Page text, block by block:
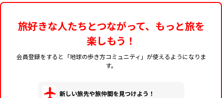
旅好きな人たちとつながって、もっと旅を
楽しもう！
会員登録をすると「地球の歩き方コミュニティ」が使えるようになりま
す。
新しい旅先や旅仲間を見つけよう！